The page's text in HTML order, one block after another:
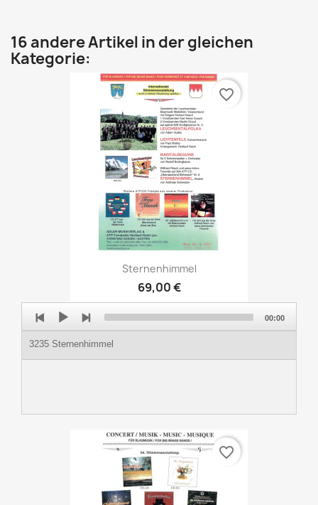
16 andere Artikel in der gleichen
Kategorie:
Sternenhimmel
69,00 €
favorite_border
Player
3235 Sternenhimmel
00:00
favorite_border